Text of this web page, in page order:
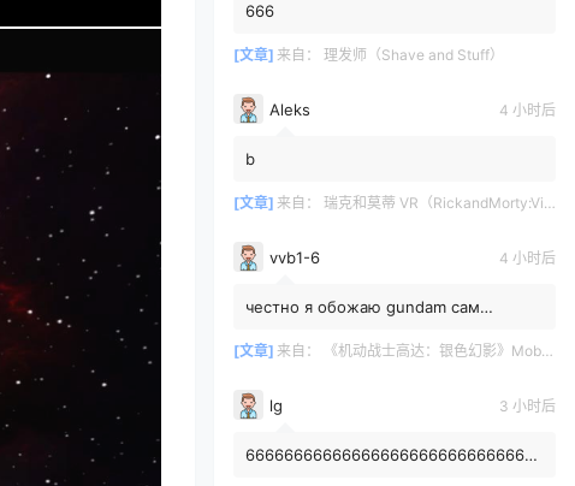
666
[文章] 来自： 理发师（Shave and Stuff）
Aleks 4 小时后
b
[文章] 来自： 瑞克和莫蒂 VR（RickandMorty:VirtualRick-ality）
vvb1-6 4 小时后
честно я обожаю gundam сам
1/144 а так я пропустил хайп данно...
[文章] 来自： 《机动战士高达：银色幻影》Mobile Suit Gundam: Silver Phantom
lg 3 小时后
6666666666666666666666666666666